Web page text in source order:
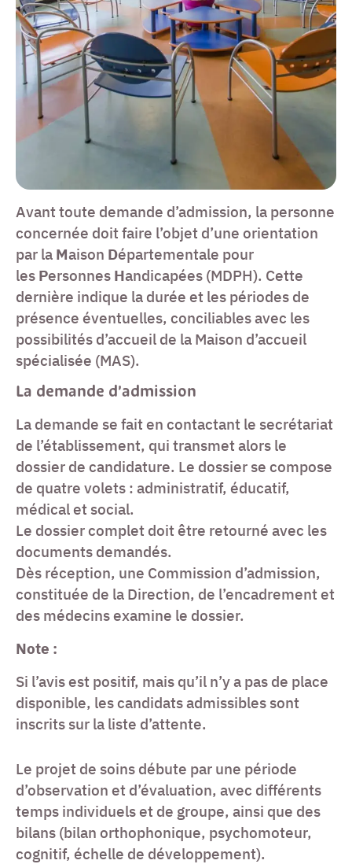
Avant toute demande d’admission, la personne
concernée doit faire l’objet d’une orientation
par la Maison Départementale pour
les Personnes Handicapées (MDPH). Cette
dernière indique la durée et les périodes de
présence éventuelles, conciliables avec les
possibilités d’accueil de la Maison d’accueil
spécialisée (MAS).
La demande d’admission
La demande se fait en contactant le secrétariat
de l’établissement, qui transmet alors le
dossier de candidature. Le dossier se compose
de quatre volets : administratif, éducatif,
médical et social.
Le dossier complet doit être retourné avec les
documents demandés.
Dès réception, une Commission d’admission,
constituée de la Direction, de l’encadrement et
des médecins examine le dossier.
Note :
Si l’avis est positif, mais qu’il n’y a pas de place
disponible, les candidats admissibles sont
inscrits sur la liste d’attente.
Le projet de soins débute par une période
d’observation et d’évaluation, avec différents
temps individuels et de groupe, ainsi que des
bilans (bilan orthophonique, psychomoteur,
cognitif, échelle de développement).